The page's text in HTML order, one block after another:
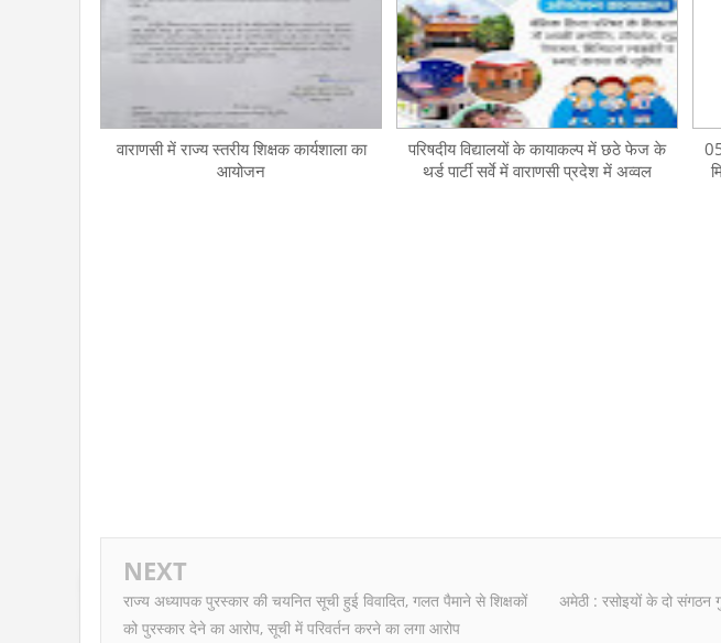
वाराणसी में राज्य स्तरीय शिक्षक कार्यशाला का
आयोजन
परिषदीय विद्यालयों के कायाकल्प में छठे फेज के
थर्ड पार्टी सर्वे में वाराणसी प्रदेश में अव्वल
NEXT
राज्य अध्यापक पुरस्कार की चयनित सूची हुई विवादित, गलत पैमाने से शिक्षकों
को पुरस्कार देने का आरोप, सूची में परिवर्तन करने का लगा आरोप
अमेठी : रसोइयों के दो संगठन